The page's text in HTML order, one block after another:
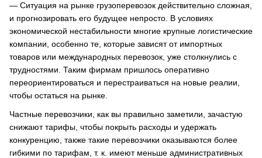
— Ситуация на рынке грузоперевозок действительно сложная,
и прогнозировать его будущее непросто. В условиях
экономической нестабильности многие крупные логистические
компании, особенно те, которые зависят от импортных
товаров или международных перевозок, уже столкнулись с
трудностями. Таким фирмам пришлось оперативно
переориентироваться и перестраиваться на новые реалии,
чтобы остаться на рынке.
Частные перевозчики, как вы правильно заметили, зачастую
снижают тарифы, чтобы покрыть расходы и удержать
конкуренцию, также такие перевозчики оказываются более
гибкими по тарифам, т. к. имеют меньше административных